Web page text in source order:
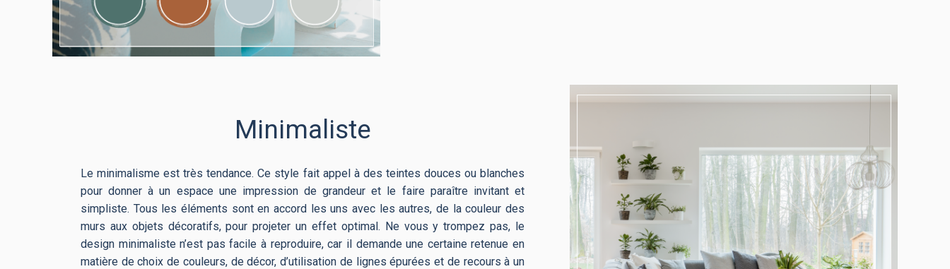
Minimaliste
Le minimalisme est très tendance. Ce style fait appel à des teintes douces ou blanches
pour donner à un espace une impression de grandeur et le faire paraître invitant et
simpliste. Tous les éléments sont en accord les uns avec les autres, de la couleur des
murs aux objets décoratifs, pour projeter un effet optimal. Ne vous y trompez pas, le
design minimaliste n’est pas facile à reproduire, car il demande une certaine retenue en
matière de choix de couleurs, de décor, d’utilisation de lignes épurées et de recours à un